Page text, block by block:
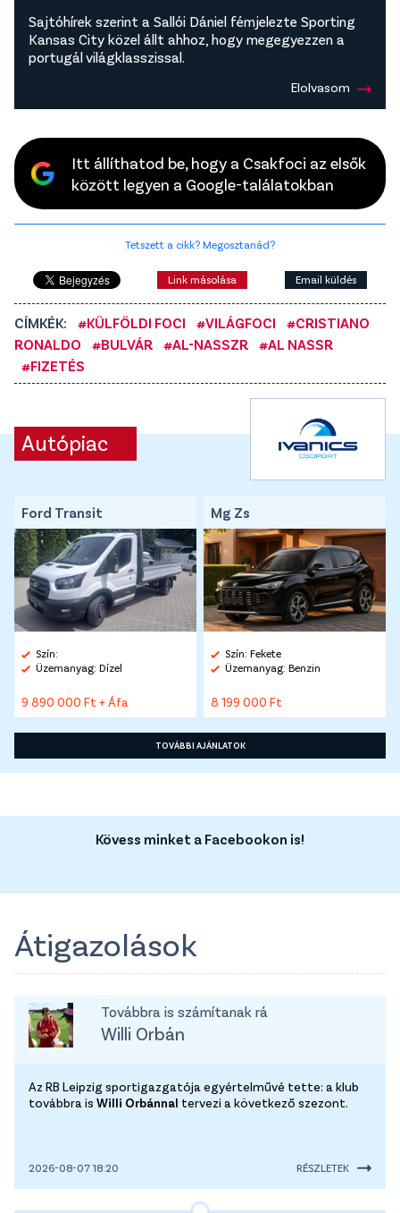
Sajtóhírek szerint a Sallói Dániel fémjelezte Sporting
Kansas City közel állt ahhoz, hogy megegyezzen a
portugál világklasszissal.
Elolvasom
Itt állíthatod be, hogy a Csakfoci az elsők
között legyen a Google-találatokban
Tetszett a cikk? Megosztanád?
Link másolása Email küldés
CÍMKÉK: #KÜLFÖLDI FOCI #VILÁGFOCI
#CRISTIANO
RONALDO
#BULVÁR #AL-NASSZR
#AL NASSR
#FIZETÉS
Autópiac
Ford Transit
Szín:
Üzemanyag: Dízel
9 890 000 Ft + Áfa
Mg Zs
Szín: Fekete
Üzemanyag: Benzin
8 199 000 Ft
TOVÁBBI AJÁNLATOK
Kövess minket a Facebookon is!
Átigazolások
Továbbra is számítanak rá
Willi Orbán
Az RB Leipzig sportigazgatója egyértelművé tette: a klub
továbbra is Willi Orbánnal tervezi a következő szezont.
2026-08-07 18:20 RÉSZLETEK